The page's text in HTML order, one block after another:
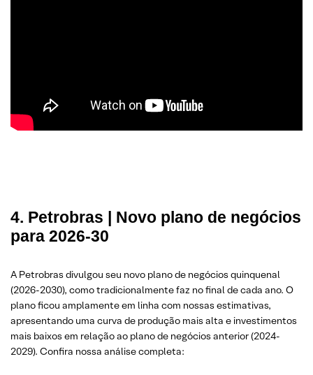
4. Petrobras | Novo plano de negócios
para 2026-30
A Petrobras divulgou seu novo plano de negócios quinquenal
(2026-2030), como tradicionalmente faz no final de cada ano. O
plano ficou amplamente em linha com nossas estimativas,
apresentando uma curva de produção mais alta e investimentos
mais baixos em relação ao plano de negócios anterior (2024-
2029). Confira nossa análise completa: